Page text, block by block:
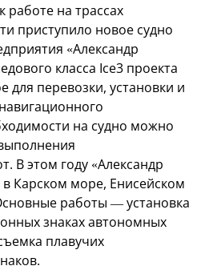
работе на трассах
приступило новое судно
«Александр
класса Ice3 проекта
для перевозки, установки и
на судно можно
В этом году «Александр
Карском море, Енисейском
работы — установка
знаках автономных
плавучих